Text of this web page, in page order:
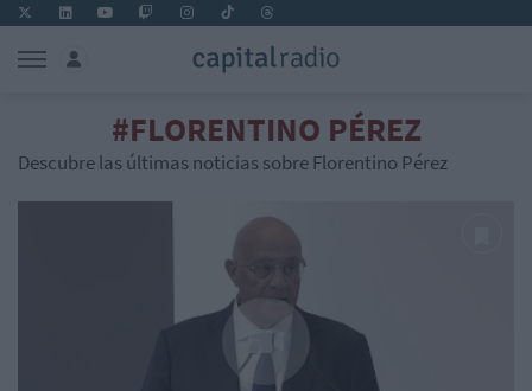
#FLORENTINO PÉREZ
Descubre las últimas noticias sobre Florentino Pérez